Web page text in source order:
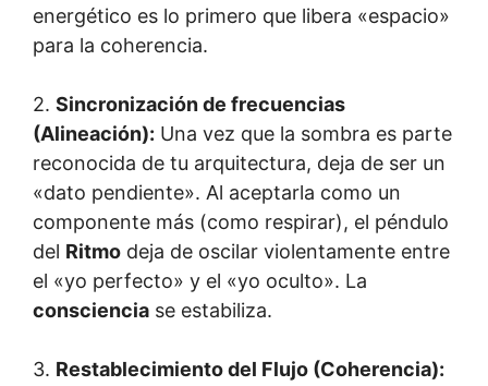
energético es lo primero que libera «espacio»
para la coherencia.
2. Sincronización de frecuencias
(Alineación): Una vez que la sombra es parte
reconocida de tu arquitectura, deja de ser un
«dato pendiente». Al aceptarla como un
componente más (como respirar), el péndulo
del Ritmo deja de oscilar violentamente entre
el «yo perfecto» y el «yo oculto». La
consciencia se estabiliza.
3. Restablecimiento del Flujo (Coherencia):